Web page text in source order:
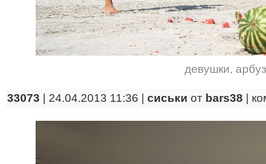
девушки, арбуз
33073 | 24.04.2013 11:36 | сиськи от bars38